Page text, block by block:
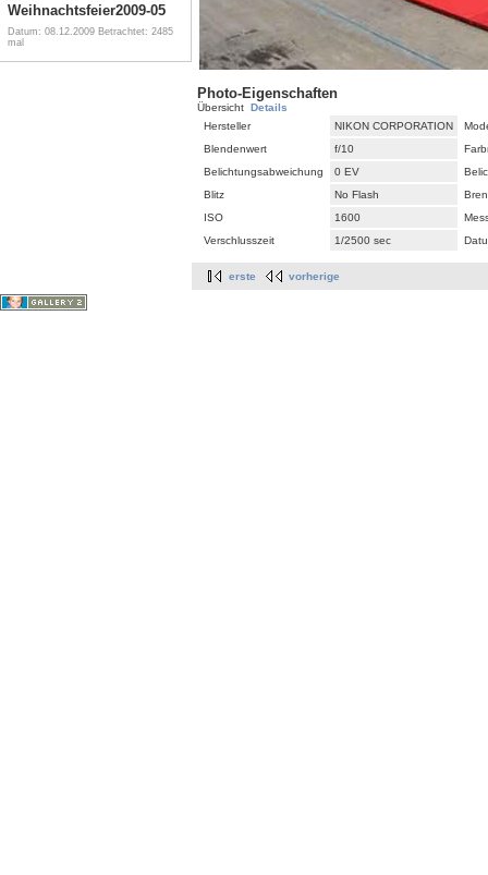
Weihnachtsfeier2009-05
Datum: 08.12.2009 Betrachtet: 2485
mal
Photo-Eigenschaften
Übersicht Details
Hersteller
NIKON CORPORATION
Blendenwert
f/10
Belichtungsabweichung
0 EV
Blitz
No Flash
ISO
1600
Verschlusszeit
1/2500 sec
erste vorherige